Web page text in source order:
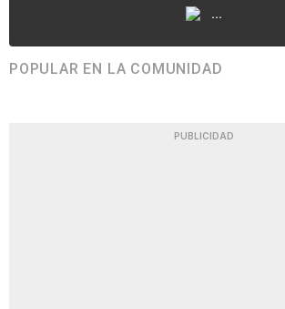
...
POPULAR EN LA COMUNIDAD
PUBLICIDAD